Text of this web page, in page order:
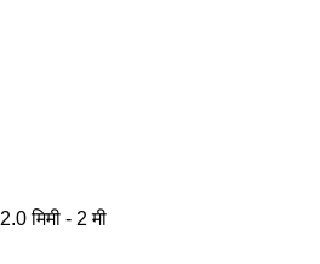
मिमी - 2 मी